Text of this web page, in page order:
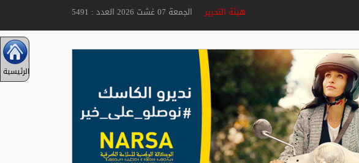
هيئة التحريرالجمعة 07 غشت 2026 العدد : 5491
الرئيسية